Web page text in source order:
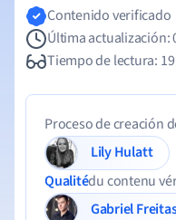
Contenido verificado
Última actualización:
Tiempo de lectura:
Proceso de creación
Lily Hulatt
Qualitédu contenu
Gabriel